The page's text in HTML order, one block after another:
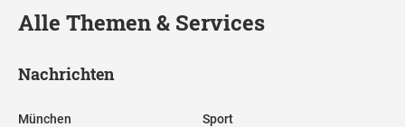
Alle Themen & Services
Nachrichten
München Sport